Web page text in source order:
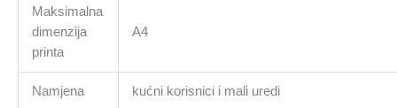
Maksimalna
dimenzija
printa
A4
Namjena kućni korisnici i mali uredi